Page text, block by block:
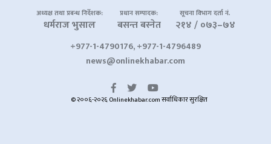
अध्यक्ष तथा प्रबन्ध निर्देशक:
धर्मराज भुसाल
प्रधान सम्पादक:
बसन्त बस्नेत
सूचना विभाग दर्ता नं.
२१४ / ०७३–७४
+977-1-4790176, +977-1-4796489
news@onlinekhabar.com
© २००६-२०२६ Onlinekhabar.com सर्वाधिकार सुरक्षित